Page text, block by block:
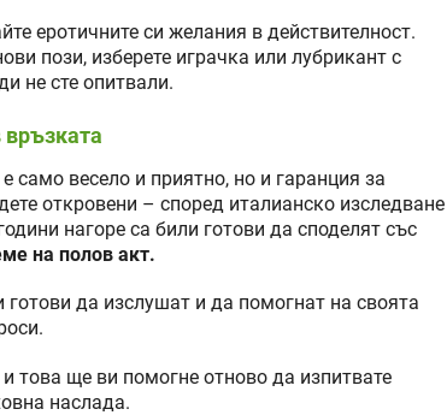
еротичните си желания в действителност.
пози, изберете играчка или лубрикант с
не сте опитвали.
само весело и приятно, но и гаранция за
откровени – според италианско изследване
нагоре са били готови да споделят със
на полов акт.
да изслушат и да помогнат на своята
това ще ви помогне отново да изпитвате
наслада.